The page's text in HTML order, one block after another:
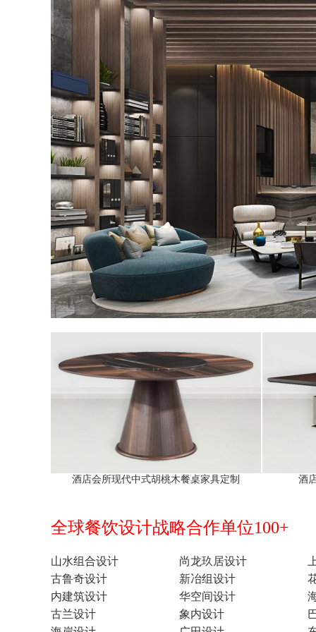
酒店会所现代中式胡桃木餐桌家具定制 酒
全球餐饮设计战略合作单位100+
山水组合设计 尚龙玖居设计
古鲁奇设计
新冶组设计
内建筑设计
华空间设计
古兰设计
象内设计